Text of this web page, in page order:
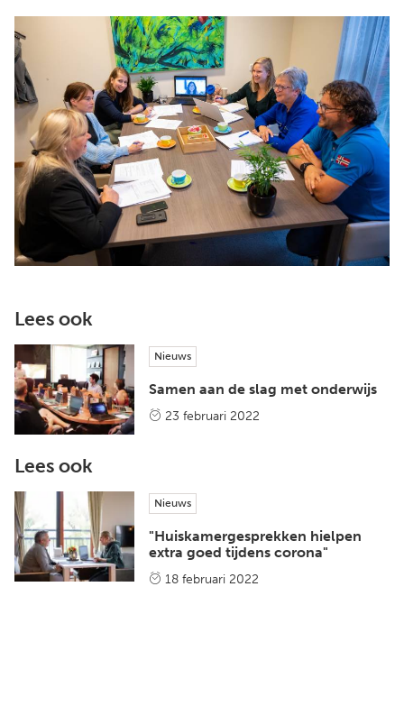
Lees ook
Nieuws
Samen aan de slag met onderwijs
23 februari 2022
Lees ook
Nieuws
"Huiskamergesprekken hielpen
extra goed tijdens corona"
18 februari 2022